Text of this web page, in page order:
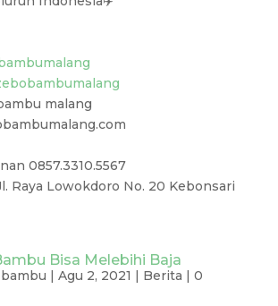
malang
0857.3310.5567
Raya Lowokdoro No. 20 Kebonsari
Bisa Melebihi Baja
| Agu 2, 2021 | Berita | 0